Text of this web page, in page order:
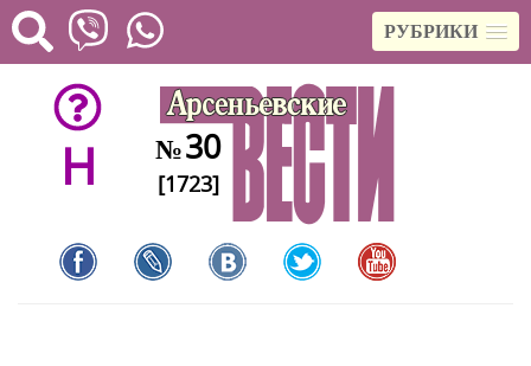
РУБРИКИ
H №30
[1723]